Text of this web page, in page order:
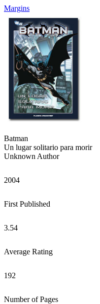
Margins
Batman
Un lugar solitario para morir
Unknown Author
2004
First Published
3.54
Average Rating
192
Number of Pages